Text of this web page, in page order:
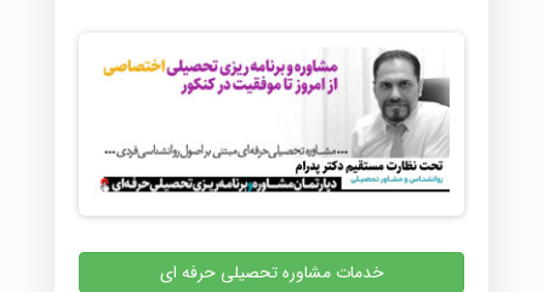
خدمات مشاوره تحصیلی حرفه ای